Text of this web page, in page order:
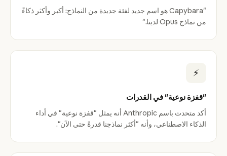
"Capybara هو اسم جديد لفئة جديدة من النماذج: أكبر وأكثر ذكاءً
من نماذج Opus لدينا."
⚡
"قفزة نوعية" في القدرات
أكد متحدث باسم Anthropic أنه يمثل "قفزة نوعية" في أداء
الذكاء الاصطناعي، وأنه "أكثر نماذجنا قدرةً حتى الآن".